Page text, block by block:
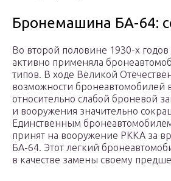
Бронемашина БА-64:
Во второй половине 1930-х
активно применяла
типов. В ходе Великой
возможности бронеавтомобилей
относительно слабой броневой
и вооружения значительно
Единственным
принят на вооружение РККА за
БА-64. Этот легкий
в качестве замены своему